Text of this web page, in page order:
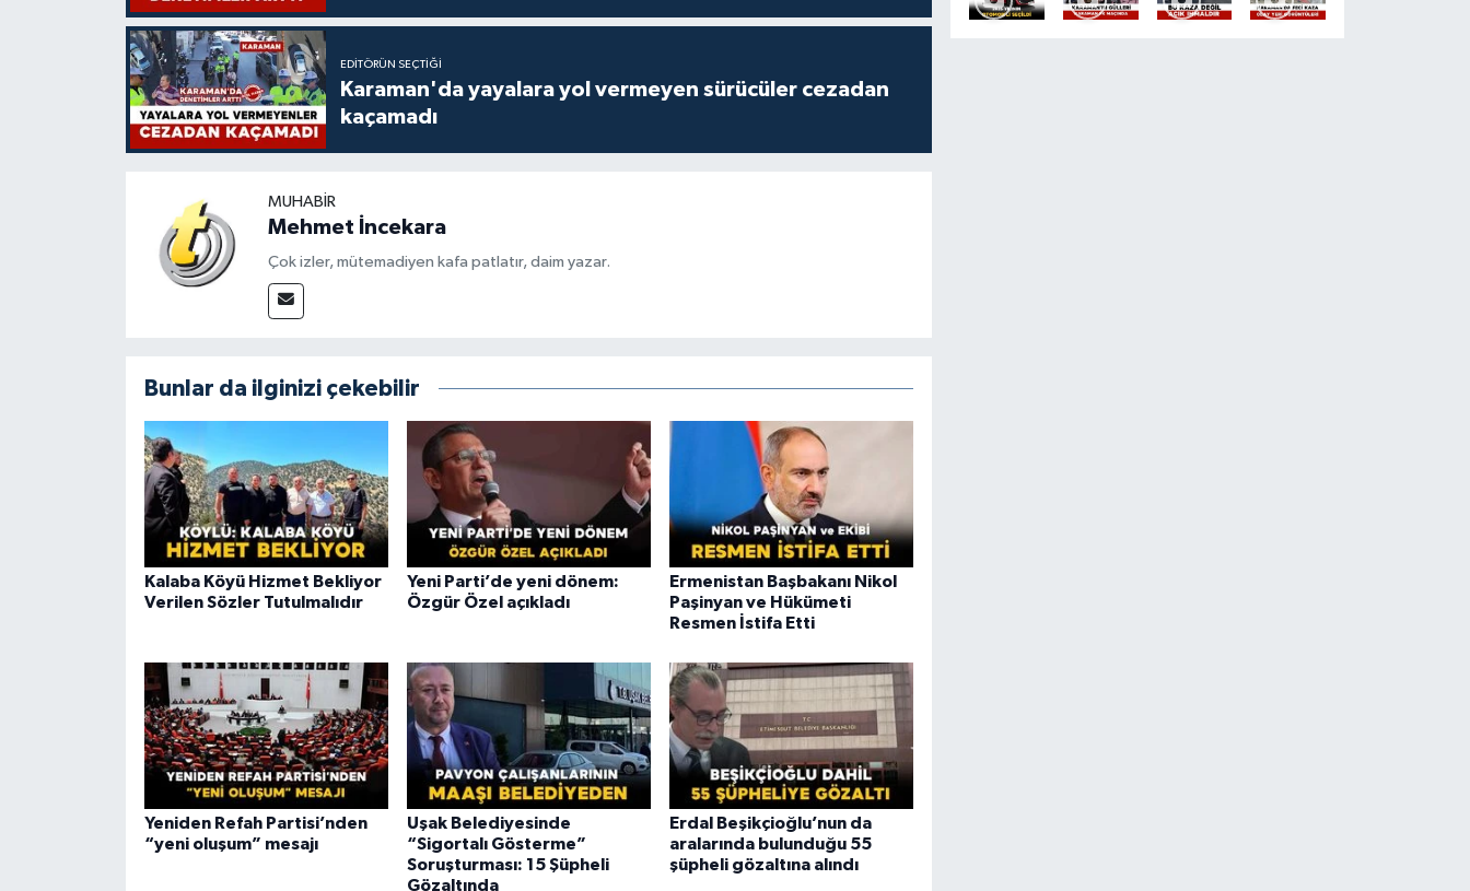
EDITÖRÜN SEÇTIĞI
Karaman'da yayalara yol vermeyen sürücüler cezadan
kaçamadı
MUHABIR
Mehmet İncekara
Çok izler, mütemadiyen kafa patlatır, daim yazar.
Bunlar da ilginizi çekebilir
Kalaba Köyü Hizmet Bekliyor
Verilen Sözler Tutulmalıdır
Yeni Parti’de yeni dönem:
Özgür Özel açıkladı
Ermenistan Başbakanı Nikol
Paşinyan ve Hükümeti
Resmen İstifa Etti
Yeniden Refah Partisi’nden
“yeni oluşum” mesajı
Uşak Belediyesinde
“Sigortalı Gösterme”
Soruşturması: 15 Şüpheli
Gözaltında
Erdal Beşikçioğlu’nun da
aralarında bulunduğu 55
şüpheli gözaltına alındı